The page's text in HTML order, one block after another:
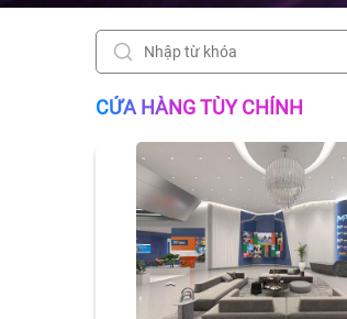
CỬA HÀNG TÙY CHỈNH